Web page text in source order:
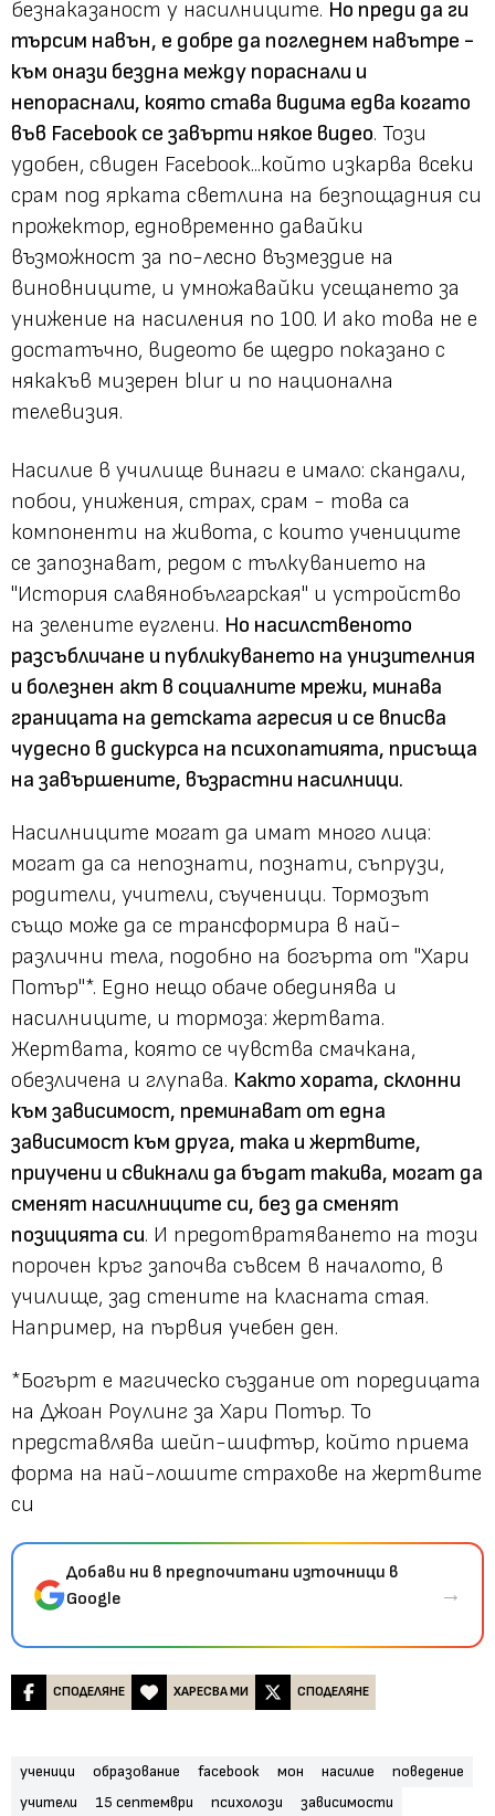
безнаказаност у насилниците. Но преди да ги
търсим навън, е добре да погледнем навътре -
към онази бездна между пораснали и
непораснали, която става видима едва когато
във Facebook се завърти някое видео. Този
удобен, свиден Facebook...който изкарва всеки
срам под ярката светлина на безпощадния си
прожектор, едновременно давайки
възможност за по-лесно възмездие на
виновниците, и умножавайки усещането за
унижение на насиления по 100. И ако това не е
достатъчно, видеото бе щедро показано с
някакъв мизерен blur и по национална
телевизия.
Насилие в училище винаги е имало: скандали,
побои, унижения, страх, срам - това са
компоненти на живота, с които учениците
се запознават, редом с тълкуванието на
"История славянобългарская" и устройство
на зелените еуглени. Но насилственото
разсъбличане и публикуването на унизителния
и болезнен акт в социалните мрежи, минава
границата на детската агресия и се вписва
чудесно в дискурса на психопатията, присъща
на завършените, възрастни насилници.
Насилниците могат да имат много лица:
могат да са непознати, познати, съпрузи,
родители, учители, съученици. Тормозът
също може да се трансформира в най-
различни тела, подобно на богърта от "Хари
Потър"*. Едно нещо обаче обединява и
насилниците, и тормоза: жертвата.
Жертвата, която се чувства смачкана,
обезличена и глупава. Както хората, склонни
към зависимост, преминават от една
зависимост към друга, така и жертвите,
приучени и свикнали да бъдат такива, могат да
сменят насилниците си, без да сменят
позицията си. И предотвратяването на този
порочен кръг започва съвсем в началото, в
училище, зад стените на класната стая.
Например, на първия учебен ден.
*Богърт е магическо създание от поредицата
на Джоан Роулинг за Хари Потър. То
представлява шейп-шифтър, който приема
форма на най-лошите страхове на жертвите
си
Добави ни в предпочитани източници в
Google
→
СПОДЕЛЯНЕ ХАРЕСВА МИ СПОДЕЛЯНЕ
ученици образование facebook мон насилие
поведение
учители
15 септември психолози
зависимости